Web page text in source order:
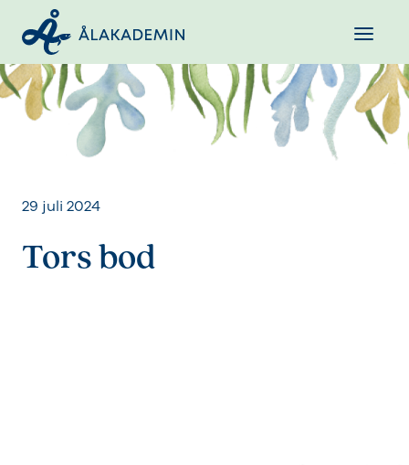
29 juli 2024
Tors bod